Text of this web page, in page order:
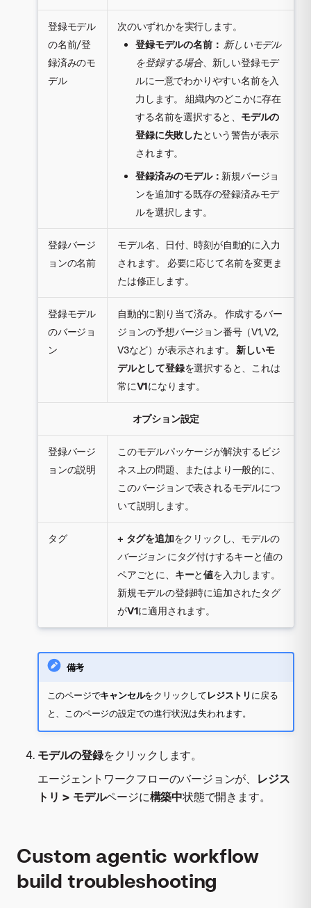
登録モデル
の名前/登
録済みのモ
デル
次のいずれかを実行します。
登録モデルの名前： 新しいモデル
を登録する場合、新しい登録モデ
ルに一意でわかりやすい名前を入
力します。 組織内のどこかに存在
する名前を選択すると、 モデルの
登録に失敗したという警告が表示
されます。
登録済みのモデル： 新規バージョ
ンを追加する既存の登録済みモデ
ルを選択します。
登録バージ
ョンの名前
モデル名、日付、時刻が自動的に入力
されます。 必要に応じて名前を変更ま
たは修正します。
登録モデル
のバージョ
ン
自動的に割り当て済み。 作成するバー
ジョンの予想バージョン番号（V1, V2,
V3など）が表示されます。 新しいモ
デルとして登録を選択すると、これは
常にV1になります。
オプション設定
登録バージ
ョンの説明
このモデルパッケージが解決するビジ
ネス上の問題、またはより一般的に、
このバージョンで表されるモデルにつ
いて説明します。
タグ + タグを追加をクリックし、モデルの
バージョン にタグ付けするキーと値の
ペアごとに、 キーと値を入力します。
新規モデルの登録時に追加されたタグ
がV1に適用されます。
備考
このページでキャンセルをクリックしてレジストリに戻る
と、このページの設定での進行状況は失われます。
モデルの登録をクリックします。
エージェントワークフローのバージョンが、 レジス
トリ > モデルページに構築中状態で開きます。
Custom agentic workflow
build troubleshooting